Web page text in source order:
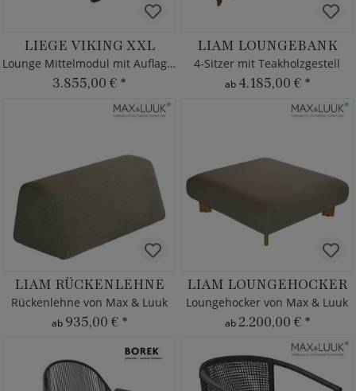
LIEGE VIKING XXL
Lounge Mittelmodul mit Auflagen
3.855,00 € *
LIAM LOUNGEBANK
4-Sitzer mit Teakholzgestell
ab 4.185,00 € *
LIAM RÜCKENLEHNE
Rückenlehne von Max & Luuk
ab 935,00 € *
LIAM LOUNGEHOCKER
Loungehocker von Max & Luuk
ab2.200,00 € *